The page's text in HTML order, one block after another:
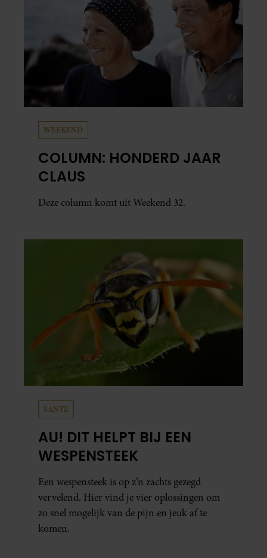
WEEKEND
COLUMN: HONDERD JAAR
CLAUS
Deze column komt uit Weekend 32.
SANTE
AU! DIT HELPT BIJ EEN
WESPENSTEEK
Een wespensteek is op z’n zachts gezegd
vervelend. Hier vind je vier oplossingen om
zo snel mogelijk van de pijn en jeuk af te
komen.